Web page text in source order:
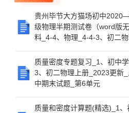
贵州毕节大方猫场初中
级物理半期测试卷（word版
料_4-4、物理_4-4-3、初二
质量密度专题复习_1、初中
3、初二物理上册_2023更新
中期末试题_第6单元
质量和密度计算题(精选)_1